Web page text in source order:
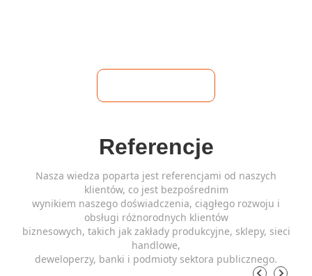
Referencje
Nasza wiedza poparta jest referencjami od naszych
klientów, co jest bezpośrednim
wynikiem naszego doświadczenia, ciągłego rozwoju i
obsługi różnorodnych klientów
biznesowych, takich jak zakłady produkcyjne, sklepy, sieci
handlowe,
deweloperzy, banki i podmioty sektora publicznego.